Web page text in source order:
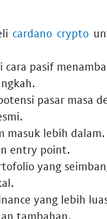
cardano crypto
cara pasif
pasar masa
masuk lebih dalam.
entry point.
yang
yang lebih
tambahan.